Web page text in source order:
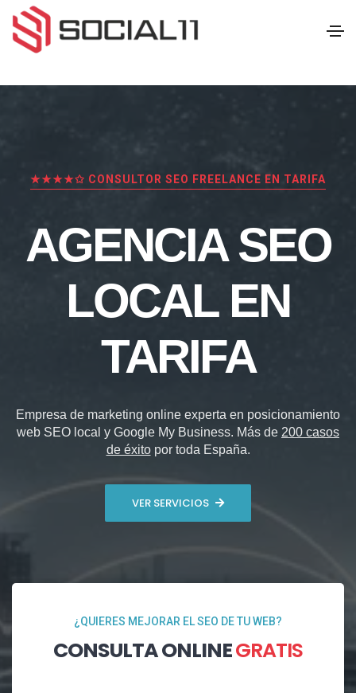
★★★★✩ CONSULTOR SEO FREELANCE EN TARIFA
AGENCIA SEO
LOCAL EN
TARIFA
Empresa de marketing online experta en posicionamiento
web SEO local y Google My Business. Más de 200 casos
de éxitopor toda España.
VER SERVICIOS
¿QUIERES MEJORAR EL SEO DE TU WEB?
CONSULTA ONLINEGRATIS